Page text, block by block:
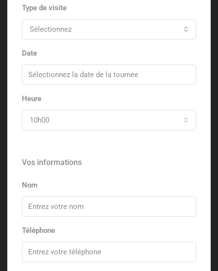
Type de visite
Sélectionnez
Date
Heure
10h00
Vos informations
Nom
Téléphone